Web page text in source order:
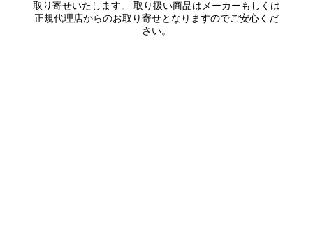
取り寄せいたします。 取り扱い商品はメーカーもしくは
正規代理店からのお取り寄せとなりますのでご安心くだ
さい。